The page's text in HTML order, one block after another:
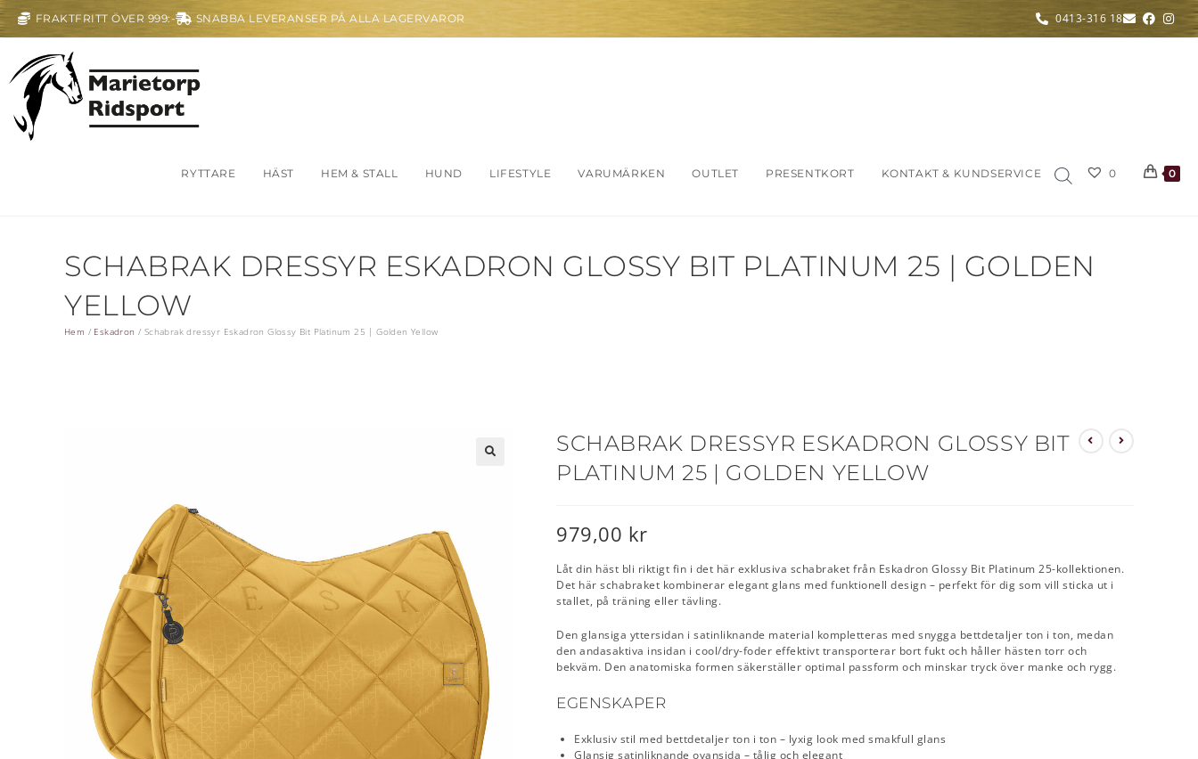
FRAKTFRITT ÖVER 999:- SNABBA LEVERANSER PÅ ALLA LAGERVAROR 0413-316 18
RYTTARE HÄST HEM & STALL HUND LIFESTYLE VARUMÄRKEN OUTLET PRESENTKORT KONTAKT & KUNDSERVICE 0 0
SCHABRAK DRESSYR ESKADRON GLOSSY BIT PLATINUM 25 | GOLDEN
YELLOW
Hem / Eskadron / Schabrak dressyr Eskadron Glossy Bit Platinum 25 | Golden Yellow
SCHABRAK DRESSYR ESKADRON GLOSSY BIT
PLATINUM 25 | GOLDEN YELLOW
979,00 kr
Låt din häst bli riktigt fin i det här exklusiva schabraket från Eskadron Glossy Bit Platinum 25-kollektionen.
Det här schabraket kombinerar elegant glans med funktionell design – perfekt för dig som vill sticka ut i
stallet, på träning eller tävling.
Den glansiga yttersidan i satinliknande material kompletteras med snygga bettdetaljer ton i ton, medan
den andasaktiva insidan i cool/dry-foder effektivt transporterar bort fukt och håller hästen torr och
bekväm. Den anatomiska formen säkerställer optimal passform och minskar tryck över manke och rygg.
EGENSKAPER
Exklusiv stil med bettdetaljer ton i ton – lyxig look med smakfull glans
Glansig satinliknande ovansida – tålig och elegant